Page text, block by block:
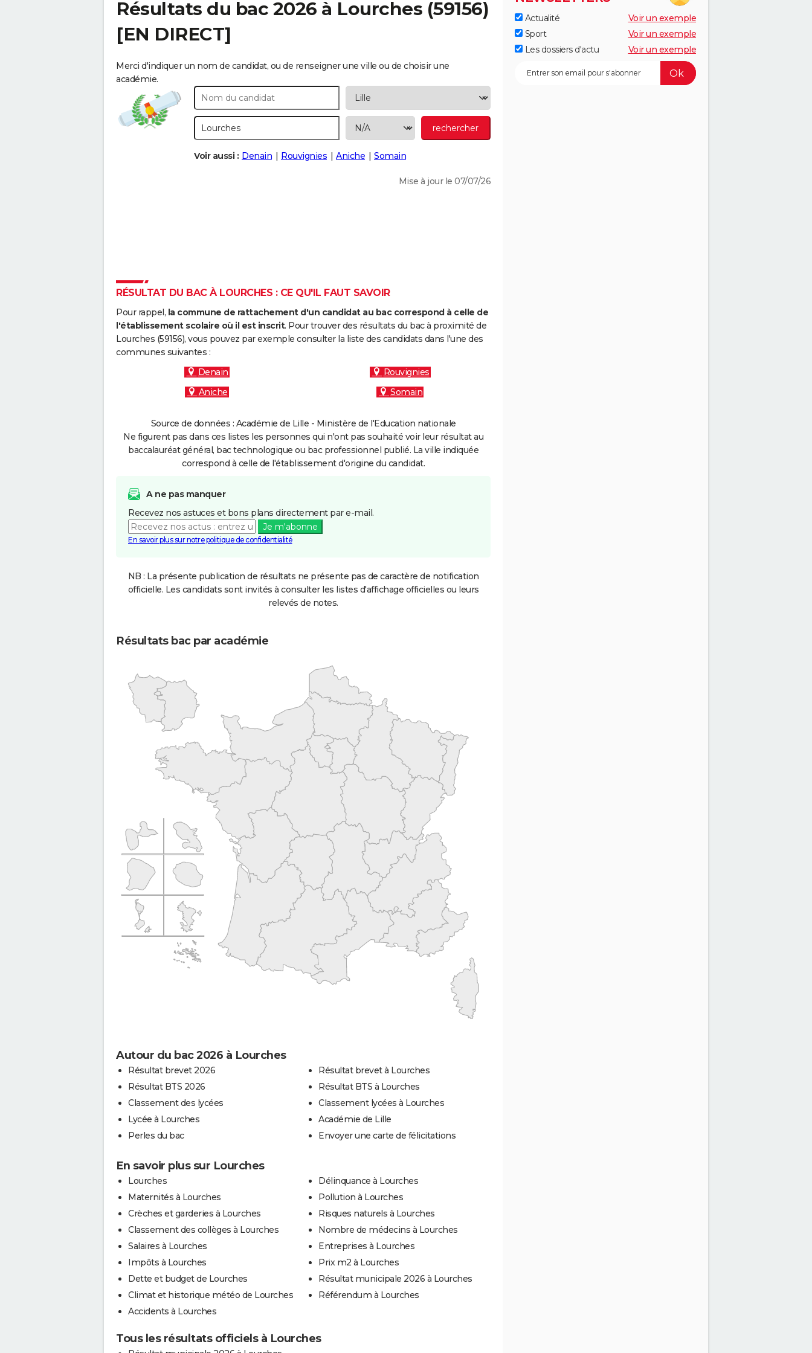
Résultats du bac 2026 à Lourches (59156)
[EN DIRECT]
Merci d'indiquer un nom de candidat, ou de renseigner une ville ou de choisir une
académie.
Voir aussi : Denain Rouvignies Aniche Somain
Mise à jour le 07/07/26
RÉSULTAT DU BAC À LOURCHES : CE QU'IL FAUT SAVOIR
Pour rappel, la commune de rattachement d'un candidat au bac correspond à celle de
l'établissement scolaire où il est inscrit. Pour trouver des résultats du bac à proximité de
Lourches (59156), vous pouvez par exemple consulter la liste des candidats dans l'une des
communes suivantes :
Denain
Rouvignies
Aniche
Somain
Source de données : Académie de Lille - Ministère de l'Education nationale
Ne figurent pas dans ces listes les personnes qui n'ont pas souhaité voir leur résultat au
baccalauréat général, bac technologique ou bac professionnel publié. La ville indiquée
correspond à celle de l'établissement d'origine du candidat.
A ne pas manquer
Recevez nos astuces et bons plans directement par e-mail.
Je m'abonne
En savoir plus sur notre politique de confidentialité
NB : La présente publication de résultats ne présente pas de caractère de notification
officielle. Les candidats sont invités à consulter les listes d'affichage officielles ou leurs
relevés de notes.
Résultats bac par académie
Autour du bac 2026 à Lourches
Résultat brevet 2026
Résultat BTS 2026
Classement des lycées
Lycée à Lourches
Perles du bac
Résultat brevet à Lourches
Résultat BTS à Lourches
Classement lycées à Lourches
Académie de Lille
Envoyer une carte de félicitations
En savoir plus sur Lourches
Lourches
Maternités à Lourches
Crèches et garderies à Lourches
Classement des collèges à Lourches
Salaires à Lourches
Impôts à Lourches
Dette et budget de Lourches
Climat et historique météo de Lourches
Accidents à Lourches
Délinquance à Lourches
Pollution à Lourches
Risques naturels à Lourches
Nombre de médecins à Lourches
Entreprises à Lourches
Prix m2 à Lourches
Résultat municipale 2026 à Lourches
Référendum à Lourches
Tous les résultats officiels à Lourches
Actualité
Voir un exemple
Sport
Voir un exemple
Les dossiers d'actu
Voir un exemple